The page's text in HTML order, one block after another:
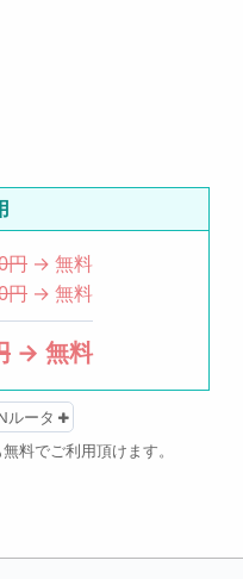
円 → 無料
円 → 無料
→ 無料
ルータ
料でご利用頂けます。